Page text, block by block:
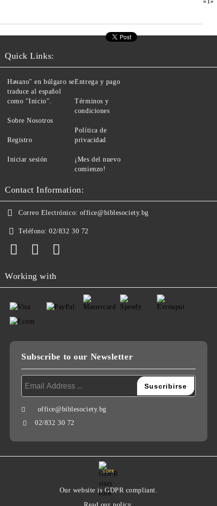
Quick Links:
Начало" en búlgaro se
traduce al español
como "Inicio".
Sobre Nosotros
Registro
Iniciar sesión
Entrega y pago
Términos y
condiciones
Política de
privacidad
¡Mes del nuevo
comienzo!
Contact Information:
Correo Electrónico: office@biblesociety.bg
Teléfono: 02/832 30 72
Working with
Subscribe to our Newsletter
office@biblesociety.bg
02/832 30 72
GDPR
Our website is GDPR compliant.